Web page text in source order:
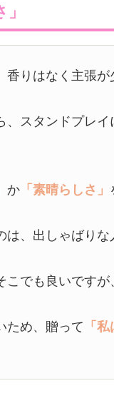
りはなく主張が
、スタンドプレ
か 「素晴らしさ」
、出しゃばりな
でも良いですが
ため、贈って 「